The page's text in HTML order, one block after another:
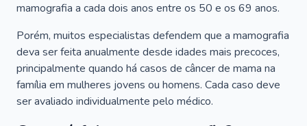
mamografia a cada dois anos entre os 50 e os 69 anos.
Porém, muitos especialistas defendem que a mamografia
deva ser feita anualmente desde idades mais precoces,
principalmente quando há casos de câncer de mama na
família em mulheres jovens ou homens. Cada caso deve
ser avaliado individualmente pelo médico.